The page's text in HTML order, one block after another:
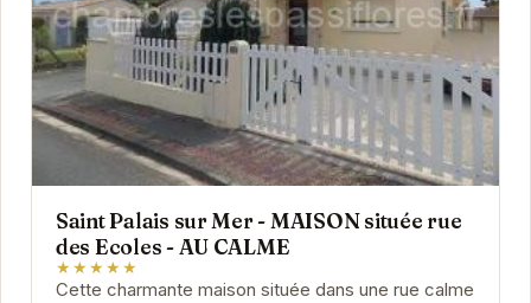
Saint Palais sur Mer - MAISON située rue
des Ecoles - AU CALME
★★★★★
Cette charmante maison située dans une rue calme